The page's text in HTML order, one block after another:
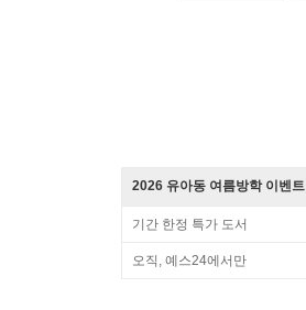
2026 유아동 여름방학 이벤트
기간 한정 특가 도서
오직, 예스24에서만